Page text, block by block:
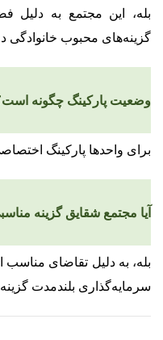
بله، این مجتمع به دلیل
گزینه‌های محبوب خانوادگی در منطقه ۲۲
وضعیت پارکینگ چگونه
برای واحدها پارکینگ
آیا مجتمع شقایق گزینه
بله، به دلیل تقاضای مناسب
سرمایه‌گذاری بلندمدت